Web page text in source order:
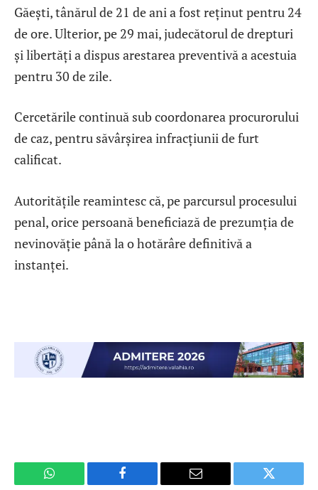
Găești, tânărul de 21 de ani a fost reținut pentru 24
de ore. Ulterior, pe 29 mai, judecătorul de drepturi
și libertăți a dispus arestarea preventivă a acestuia
pentru 30 de zile.
Cercetările continuă sub coordonarea procurorului
de caz, pentru săvârșirea infracțiunii de furt
calificat.
Autoritățile reamintesc că, pe parcursul procesului
penal, orice persoană beneficiază de prezumția de
nevinovăție până la o hotărâre definitivă a
instanței.
WhatsApp Facebook Email Twitter